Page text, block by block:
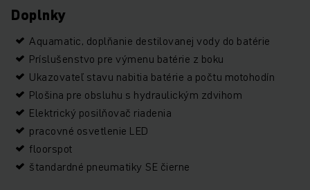
Doplnky
Aquamatic, doplňanie destilovanej vody do batérie
Príslušenstvo pre výmenu batérie z boku
Ukazovateľ stavu nabitia batérie a počtu motohodín
Plošina pre obsluhu s hydraulickým zdvihom
Elektrický posilňovač riadenia
pracovné osvetlenie LED
floorspot
štandardné pneumatiky SE čierne